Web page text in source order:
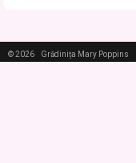
© 2026 Grădinița Mary Poppins